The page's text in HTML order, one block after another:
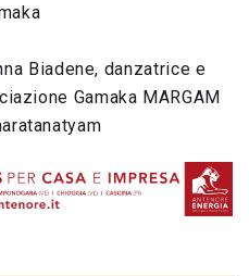
Biadene, danzatrice e
Gamaka MARGAM